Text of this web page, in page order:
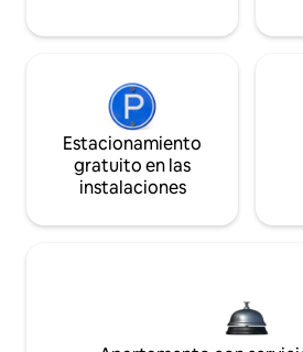
Estacionamiento
gratuito en las
instalaciones